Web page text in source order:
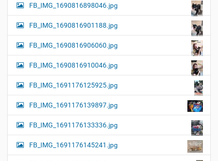
FB_IMG_1690816898046.jpg
FB_IMG_1690816901188.jpg
FB_IMG_1690816906060.jpg
FB_IMG_1690816910046.jpg
FB_IMG_1691176125925.jpg
FB_IMG_1691176139897.jpg
FB_IMG_1691176133336.jpg
FB_IMG_1691176145241.jpg